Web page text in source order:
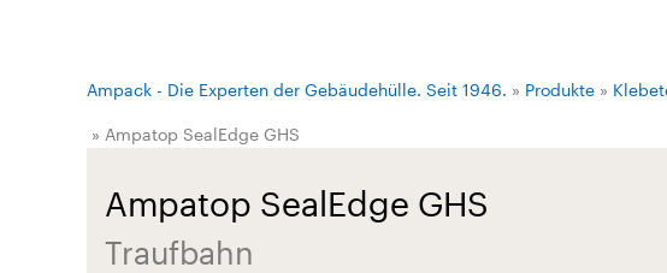
Ampack - Die Experten der Gebäudehülle. Seit 1946. » Produkte »
» Ampatop SealEdge GHS
Ampatop SealEdge GHS
Traufbahn